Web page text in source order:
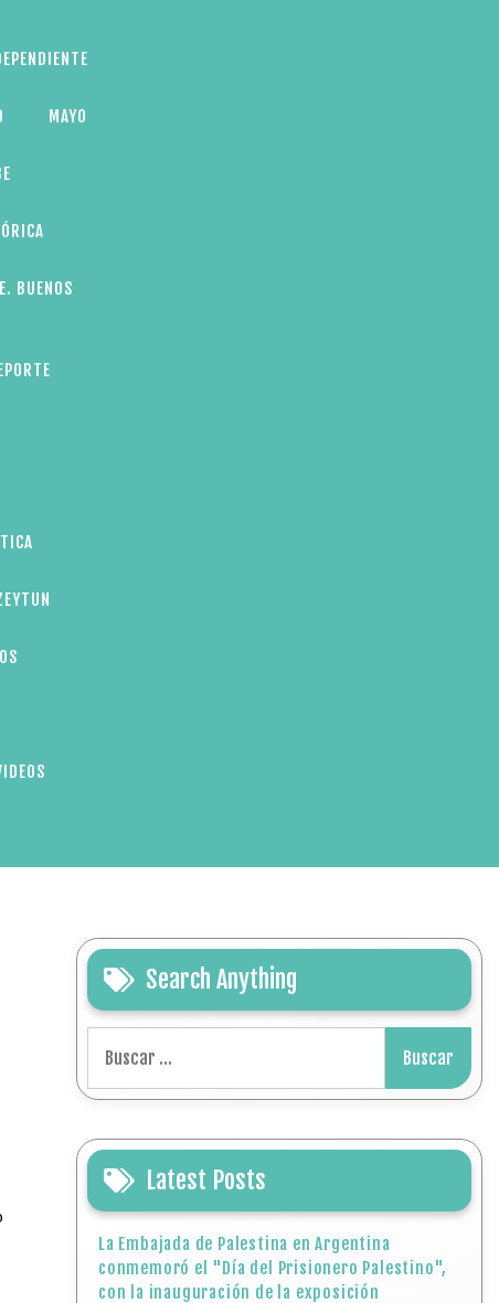
MAYO
BUENOS
Search Anything
Latest Posts
La Embajada de Palestina en Argentina
conmemoró el "Día del Prisionero Palestino",
con la inauguración de la exposición